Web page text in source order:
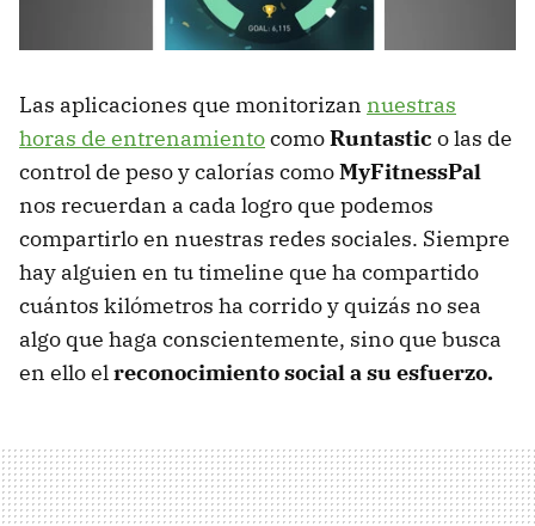
Las aplicaciones que monitorizan nuestras
horas de entrenamientocomoRuntastic o las de
control de peso y calorías comoMyFitnessPal
nos recuerdan a cada logro que podemos
compartirlo en nuestras redes sociales. Siempre
hay alguien en tu timeline que ha compartido
cuántos kilómetros ha corrido y quizás no sea
algo que haga conscientemente, sino que busca
en ello elreconocimiento social a su esfuerzo.